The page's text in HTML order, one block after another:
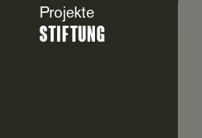
Projekte
Stiftung